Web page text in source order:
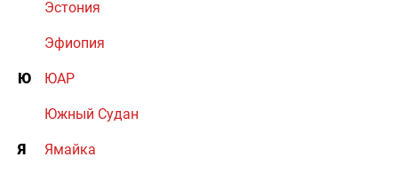
Эстония
Эфиопия
Ю ЮАР
Южный Судан
Я Ямайка